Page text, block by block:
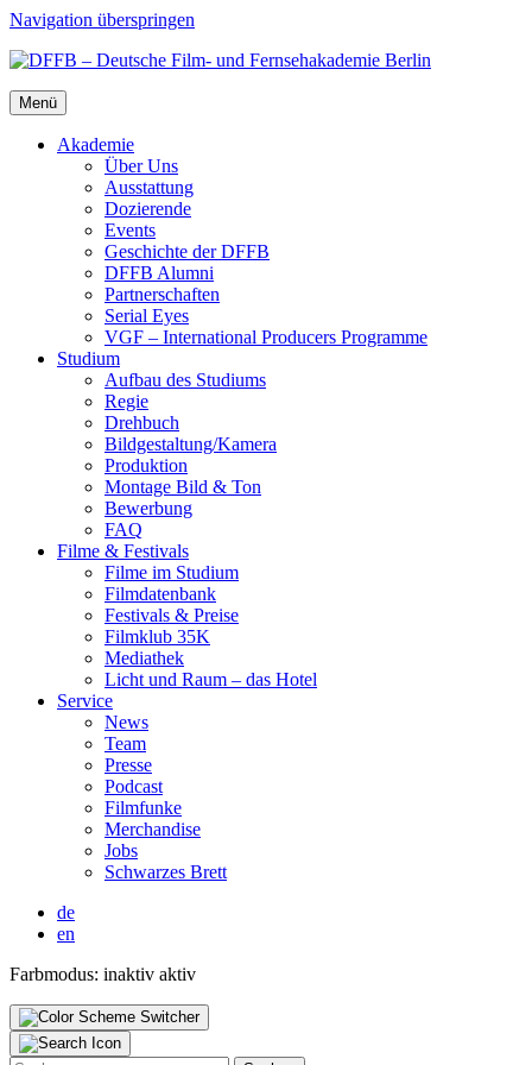
Navigation überspringen
Menü
Aka­de­mie
Über Uns
Aus­stat­tung
Dozie­ren­de
Events
Geschich­te der DFFB
DFFB Alum­ni
Part­ner­schaf­ten
Seri­al Eyes
VGF – Inter­na­tio­nal Pro­du­cers Pro­gram­me
Stu­di­um
Auf­bau des Stu­di­ums
Regie
Dreh­buch
Bildgestaltung/​​Kamera
Pro­duk­ti­on
Mon­ta­ge Bild & Ton
Bewer­bung
FAQ
Fil­me & Fes­ti­vals
Fil­me im Stu­di­um
Film­da­ten­bank
Fes­ti­vals & Prei­se
Film­klub 35K
Media­thek
Licht und Raum – das Hotel
Ser­vice
News
Team
Pres­se
Pod­cast
Film­fun­ke
Mer­chan­di­se
Jobs
Schwar­zes Brett
de
en
Farbmodus: inaktiv aktiv